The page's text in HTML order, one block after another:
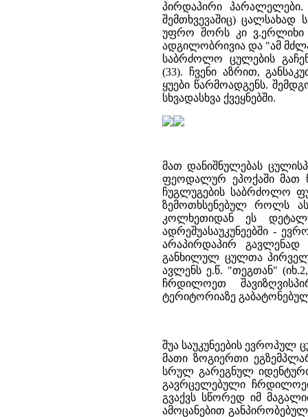
პირდაპირი პარალელები.
შემთხვევაშიც) ცალსახად
უფრო შორს კი ვ.ერლიხი
ადგილობრივია და "ამ
საბრძოლო ცულების
(33). ჩვენი აზრით,
ყუები წარმოადგენს.
სხვადასხვა ქვეყნებში.
მათ დანიშნულებას
ფეოდალურ ეპოქაში მათ
ჩუგლუგების საბრძოლო
ზემოთხსენებულ როლს
კოლხეთიდან ეს
ადრეშუასაუკუნეებში -
არაპირდაპირ გავლენად
განხილულ ცულთა
ავლენს ე.წ. "თეგთან"
ჩრდილოეთ
ტერიტორიაზე
შუა საუკუნეების ევროპულ
მათი ზოგიერთი
სრულ გარეგნულ
გავრცელებული ჩრდილოეთ
გვაქვს სწორედ იმ
ამოცანებით